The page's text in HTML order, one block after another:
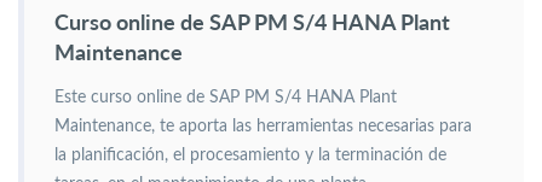
Curso online de SAP PM S/4 HANA Plant
Maintenance
Este curso online de SAP PM S/4 HANA Plant
Maintenance, te aporta las herramientas necesarias para
la planificación, el procesamiento y la terminación de